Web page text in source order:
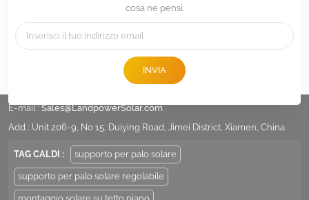
cosa ne pensi.
INVIA
E-mail :Sales@LandpowerSolar.com
Add : Unit 206-9, No 15, Duiying Road, Jimei District, Xiamen, China
TAG CALDI : supporto per palo solare
supporto per palo solare regolabile